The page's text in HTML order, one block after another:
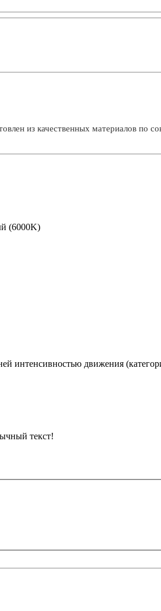
из качественных материалов по
(6000K)
интенсивностью движения
текст!